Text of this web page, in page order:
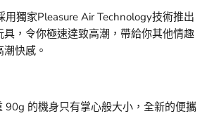
獨家Pleasure Air Technology技術推出
，令你極速達致高潮，帶給你其他情趣
快感。
的機身只有掌心般大小，全新的便攜